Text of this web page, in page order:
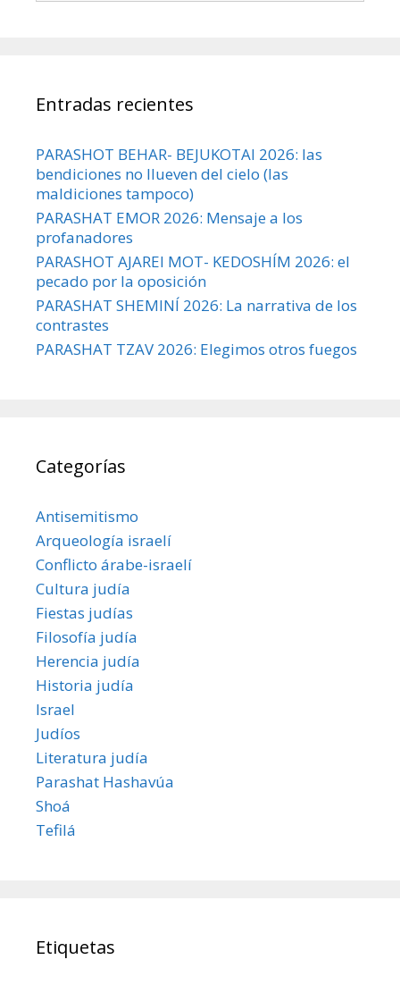
Entradas recientes
PARASHOT BEHAR- BEJUKOTAI 2026: las
bendiciones no llueven del cielo (las
maldiciones tampoco)
PARASHAT EMOR 2026: Mensaje a los
profanadores
PARASHOT AJAREI MOT- KEDOSHÍM 2026: el
pecado por la oposición
PARASHAT SHEMINÍ 2026: La narrativa de los
contrastes
PARASHAT TZAV 2026: Elegimos otros fuegos
Categorías
Antisemitismo
Arqueología israelí
Conflicto árabe-israelí
Cultura judía
Fiestas judías
Filosofía judía
Herencia judía
Historia judía
Israel
Judíos
Literatura judía
Parashat Hashavúa
Shoá
Tefilá
Etiquetas